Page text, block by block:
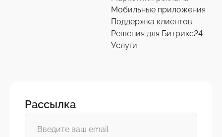
Мобильные приложения
Поддержка клиентов
Решения для Битрикс24
Услуги
Рассылка